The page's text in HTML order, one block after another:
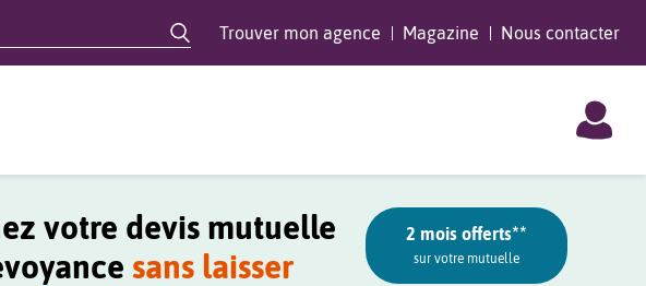
Trouver mon agence Magazine Nous contacter
votre devis mutuelle
sans laisser
2 mois offerts**
sur votre mutuelle